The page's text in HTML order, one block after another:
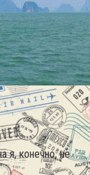
я, конечно, не